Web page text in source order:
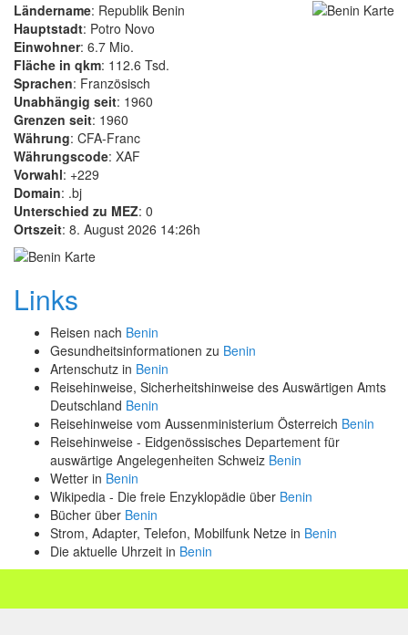
Ländername: Republik Benin
Hauptstadt: Potro Novo
Einwohner: 6.7 Mio.
Fläche in qkm: 112.6 Tsd.
Sprachen: Französisch
Unabhängig seit: 1960
Grenzen seit: 1960
Währung: CFA-Franc
Währungscode: XAF
Vorwahl: +229
Domain: .bj
Unterschied zu MEZ: 0
Ortszeit: 8. August 2026 14:26h
Links
Reisen nach Benin
Gesundheitsinformationen zu Benin
Artenschutz in Benin
Reisehinweise, Sicherheitshinweise des Auswärtigen Amts
Deutschland Benin
Reisehinweise vom Aussenministerium Österreich Benin
Reisehinweise - Eidgenössisches Departement für
auswärtige Angelegenheiten Schweiz Benin
Wetter in Benin
Wikipedia - Die freie Enzyklopädie über Benin
Bücher über Benin
Strom, Adapter, Telefon, Mobilfunk Netze in Benin
Die aktuelle Uhrzeit in Benin